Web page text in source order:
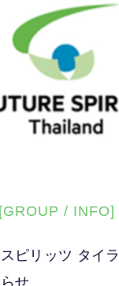
[GROUP / INFO]
ピリッツ タイ
せ